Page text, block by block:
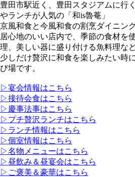
豊田市駅近く、豊田スタジアムに行
やランチが人気の「和is魯菴」
京風和食と今風和食の割烹ダイニン
居心地のいい店内で、季節の食材を
理、美しい器に盛り付ける魚料理な
少しだけ贅沢に和食を楽しみたい時
び場です。
▷宴会情報はこちら
▷接待会食はこちら
▷慶事法事はこちら
▷プチ贅沢ランチはこちら
▷ランチ情報はこちら
▷個室情報はこちら
▷名物メニューはこちら
▷昼飲み＆昼宴会はこちら
▷ご褒美＆豪華はこちら